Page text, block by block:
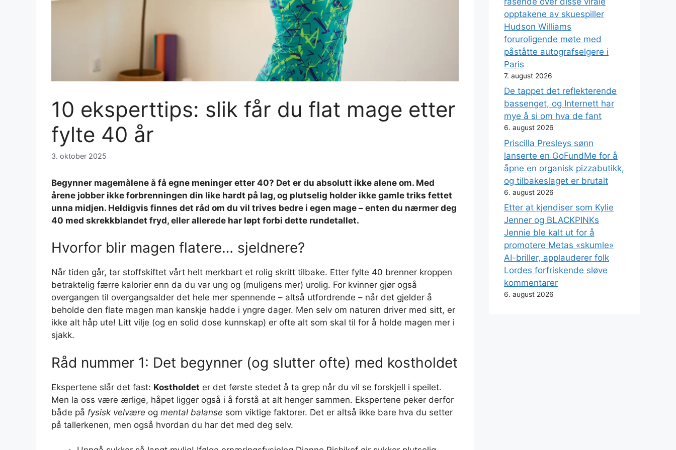
10 eksperttips: slik får du flat mage etter
fylte 40 år
3. oktober 2025
Begynner magemålene å få egne meninger etter 40? Det er du absolutt ikke alene om. Med
årene jobber ikke forbrenningen din like hardt på lag, og plutselig holder ikke gamle triks fettet
unna midjen. Heldigvis finnes det råd om du vil trives bedre i egen mage – enten du nærmer deg
40 med skrekkblandet fryd, eller allerede har løpt forbi dette rundetallet.
Hvorfor blir magen flatere… sjeldnere?
Når tiden går, tar stoffskiftet vårt helt merkbart et rolig skritt tilbake. Etter fylte 40 brenner kroppen
betraktelig færre kalorier enn da du var ung og (muligens mer) urolig. For kvinner gjør også
overgangen til overgangsalder det hele mer spennende – altså utfordrende – når det gjelder å
beholde den flate magen man kanskje hadde i yngre dager. Men selv om naturen driver med sitt, er
ikke alt håp ute! Litt vilje (og en solid dose kunnskap) er ofte alt som skal til for å holde magen mer i
sjakk.
Råd nummer 1: Det begynner (og slutter ofte) med kostholdet
Ekspertene slår det fast: Kostholdet er det første stedet å ta grep når du vil se forskjell i speilet.
Men la oss være ærlige, håpet ligger også i å forstå at alt henger sammen. Ekspertene peker derfor
både på fysisk velvære og mental balanse som viktige faktorer. Det er altså ikke bare hva du setter
på tallerkenen, men også hvordan du har det med deg selv.
opptakene av skuespiller
Hudson Williams
foruroligende møte med
påståtte autografselgere i
Paris
7. august 2026
De tappet det reflekterende
bassenget, og Internett har
mye å si om hva de fant
6. august 2026
Priscilla Presleys sønn
lanserte en GoFundMe for å
åpne en organisk pizzabutikk,
og tilbakeslaget er brutalt
6. august 2026
Etter at kjendiser som Kylie
Jenner og BLACKPINKs
Jennie ble kalt ut for å
promotere Metas «skumle»
AI-briller, applauderer folk
Lordes forfriskende sløve
kommentarer
6. august 2026